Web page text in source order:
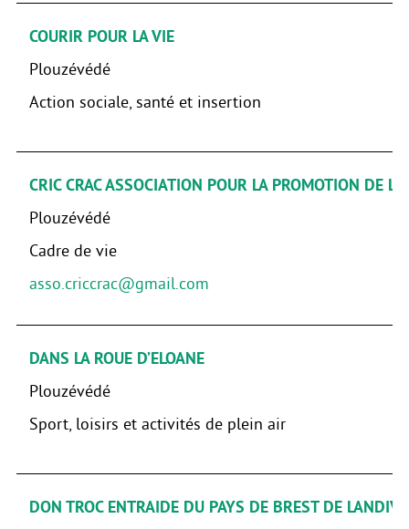
COURIR POUR LA VIE
Plouzévédé
Action sociale, santé et insertion
CRIC CRAC ASSOCIATION POUR LA PROMOTION DE
Plouzévédé
Cadre de vie
asso.criccrac@gmail.com
DANS LA ROUE D’ELOANE
Plouzévédé
Sport, loisirs et activités de plein air
DON TROC ENTRAIDE DU PAYS DE BREST DE